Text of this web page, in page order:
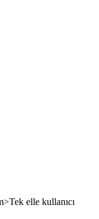
elle kullanıcı